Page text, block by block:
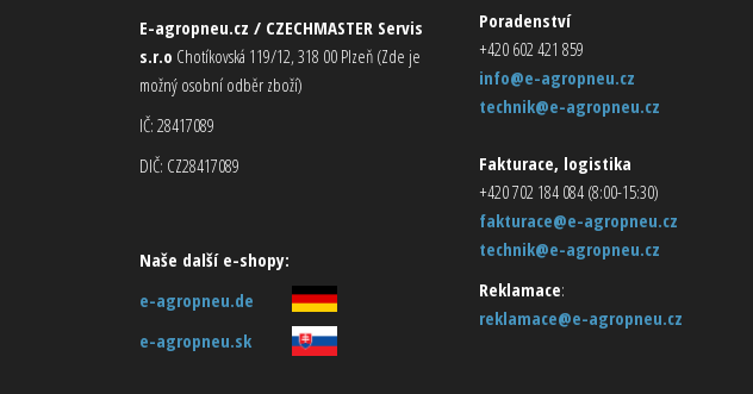
E-agropneu.cz / CZECHMASTER Servis
s.r.o Chotíkovská 119/12, 318 00 Plzeň (Zde je
možný osobní odběr zboží)
IČ: 28417089
DIČ: CZ28417089
Naše další e-shopy:
e-agropneu.de
e-agropneu.sk
Poradenství
+420 602 421 859
info@e-agropneu.cz
technik@e-agropneu.cz
Fakturace, logistika
+420 702 184 084 (8:00-15:30)
fakturace@e-agropneu.cz
technik@e-agropneu.cz
Reklamace:
reklamace@e-agropneu.cz